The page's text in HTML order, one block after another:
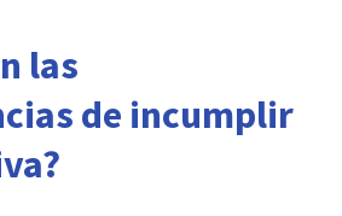
las
de incumplir